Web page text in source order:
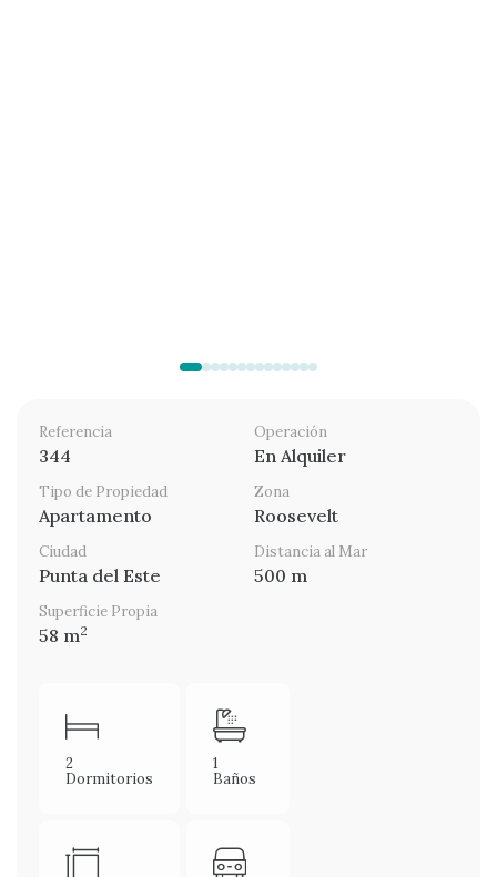
Referencia
344
Operación
En Alquiler
Tipo de Propiedad
Apartamento
Zona
Roosevelt
Ciudad
Punta del Este
Distancia al Mar
500 m
Superficie Propia
58 m2
2
Dormitorios
1
Baños